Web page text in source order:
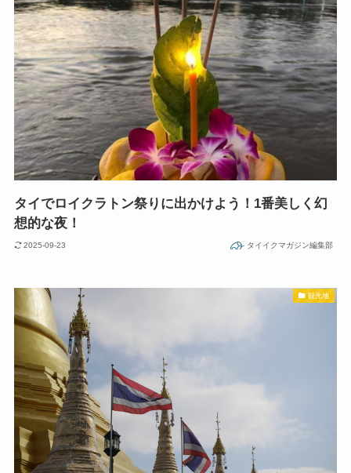
タイでロイクラトン祭りに出かけよう！1番美しく幻
想的な夜！
2025-09-23 タイイクマガジン編集部
観光地